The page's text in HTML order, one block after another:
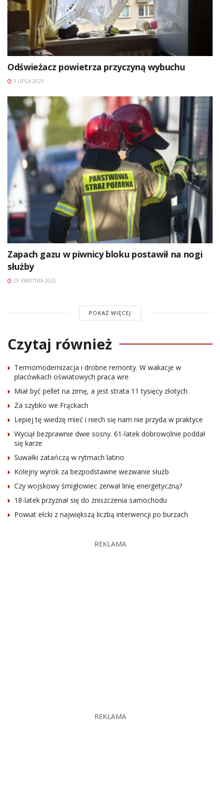
Odświeżacz powietrza przyczyną wybuchu
3 LIPCA 2025
Zapach gazu w piwnicy bloku postawił na nogi
służby
25 KWIETNIA 2025
POKAŻ WIĘCEJ
Czytaj również
Termomodernizacja i drobne remonty. W wakacje w
placówkach oświatowych praca wre
Miał być pellet na zimę, a jest strata 11 tysięcy złotych
Za szybko we Frąckach
Lepiej tę wiedzę mieć i niech się nam nie przyda w praktyce
Wyciął bezprawnie dwie sosny. 61-latek dobrowolnie poddał
się karze
Suwałki zatańczą w rytmach latino
Kolejny wyrok za bezpodstawne wezwanie służb
Czy wojskowy śmigłowiec zerwał linię energetyczną?
18-latek przyznał się do zniszczenia samochodu
Powiat ełcki z największą liczbą interwencji po burzach
REKLAMA
REKLAMA